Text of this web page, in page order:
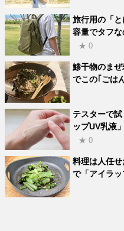
旅行用の「
容量でタフ
★ 0
鯵干物のま
でこの｢ごは
テスターで
ップUV乳液
★ 0
料理は人任
で「アイラ